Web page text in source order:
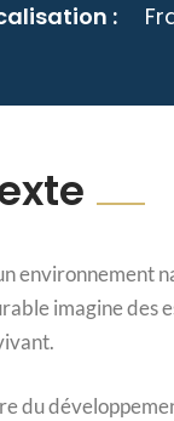
:
environnement
imagine des
du